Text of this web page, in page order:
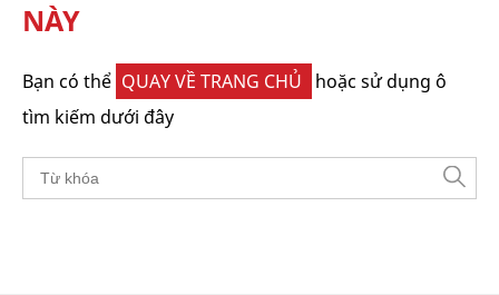
NÀY
Bạn có thể QUAY VỀ TRANG CHỦ
hoặc sử dụng ô
tìm kiếm dưới đây